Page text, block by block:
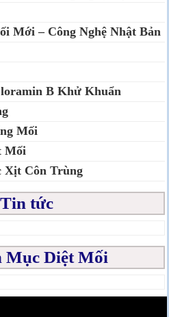
Mới – Công Nghệ Nhật Bản
B Khử Khuẩn
Mối
Mối
Xịt Côn Trùng
tức
Mục Diệt Mối